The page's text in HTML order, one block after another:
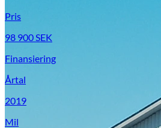
Pris
98 900SEK
Finansiering
Årtal
2019
Mil